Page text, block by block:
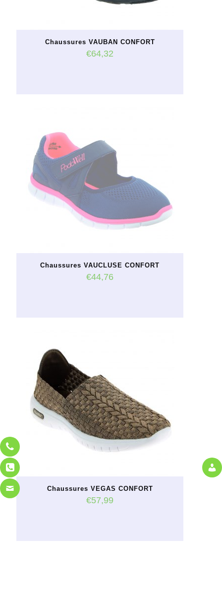
Chaussures VAUBAN CONFORT
€64,32
Chaussures VAUCLUSE CONFORT
€44,76
Chaussures VEGAS CONFORT
€57,99